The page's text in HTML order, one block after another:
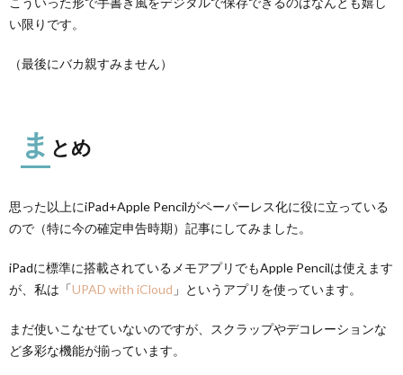
い限りです。
（最後にバカ親すみません）
ま とめ
思った以上にiPad+Apple Pencilがペーパーレス化に役に立っている
ので（特に今の確定申告時期）記事にしてみました。
iPadに標準に搭載されているメモアプリでもApple Pencilは使えます
が、私は「UPAD with iCloud 」というアプリを使っています。
まだ使いこなせていないのですが、スクラップやデコレーションな
ど多彩な機能が揃っています。